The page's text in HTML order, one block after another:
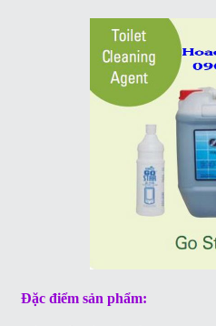
Đặc điểm sản phẩm: